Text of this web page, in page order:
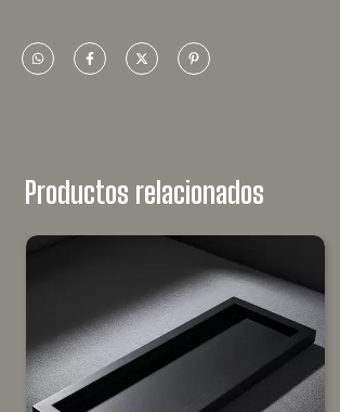
Productos relacionados